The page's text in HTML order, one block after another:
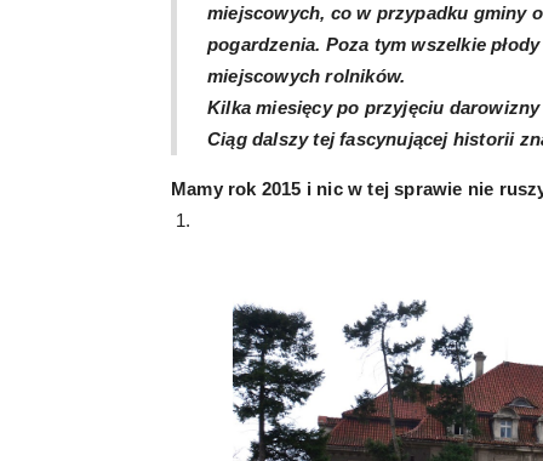
miejscowych, co w przypadku gminy
pogardzenia. Poza tym wszelkie
miejscowych rolników.
Kilka miesięcy po przyjęciu darowizny
Ciąg dalszy tej fascynującej historii
Mamy rok 2015 i nic w tej sprawie nie
1.